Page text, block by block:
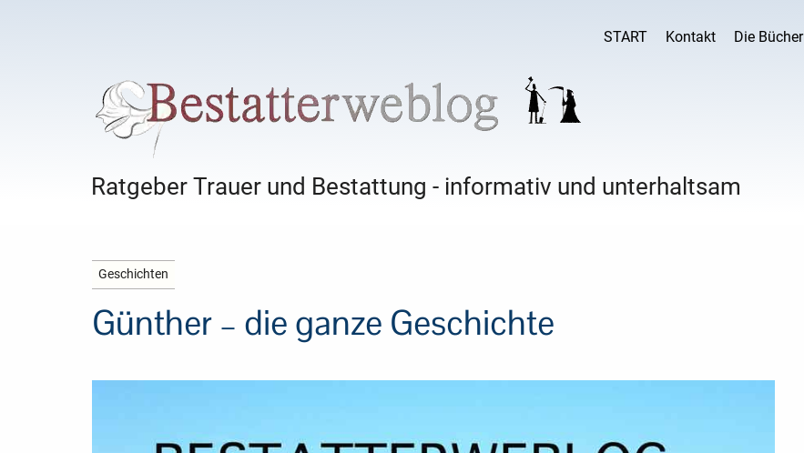
START Kontakt Die Bücher
Ratgeber Trauer und Bestattung - informativ und unterhaltsam
Geschichten
Günther – die ganze Geschichte